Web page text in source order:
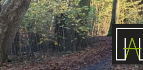
Zum
Inhalt
springen